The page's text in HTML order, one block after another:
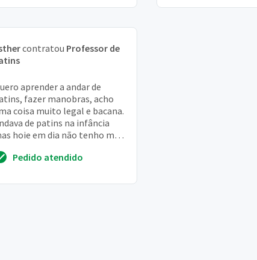
contratou Professor de
aprender a andar de
fazer manobras, acho
coisa muito legal e bacana.
de patins na infância
hoje em dia não tenho mais
a at...
Pedido atendido